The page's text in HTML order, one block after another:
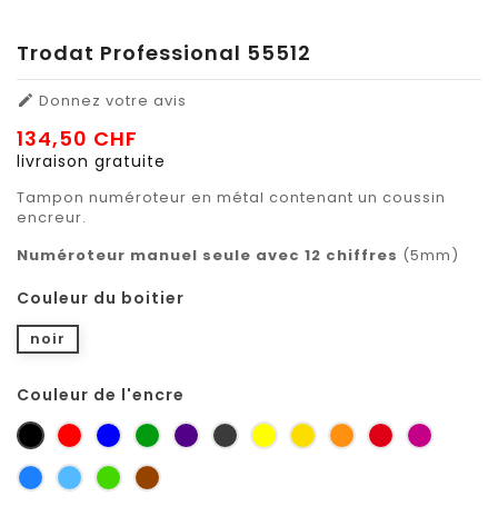
Trodat Professional 55512
 Donnez votre avis
134,50 CHF
livraison gratuite
Tampon numéroteur en métal contenant un coussin
encreur.
Numéroteur manuel seule avec 12 chiffres (5mm)
Couleur du boitier
noir
Couleur de l'encre
noir rougebleuvert violetgris
petit-
jaune
zinc
jaune
sécurité
orange
foncé
rouge
carmin
Pourpre
bleu
ciel
bleu
clair
vert
jaune
brun